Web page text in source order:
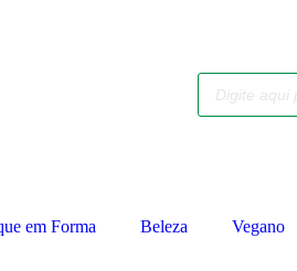
em Forma Beleza Vegano